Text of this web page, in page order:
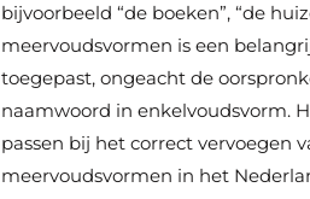
bijvoorbeeld “de boeken”, “de
meervoudsvormen is een
toegepast, ongeacht de
naamwoord in enkelvoudsvorm.
passen bij het correct vervoegen
meervoudsvormen in het